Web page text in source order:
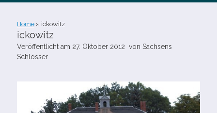
Home » ickowitz
ickowitz
Veröffentlicht am 27. Oktober 2012 von Sachsens
Schlösser